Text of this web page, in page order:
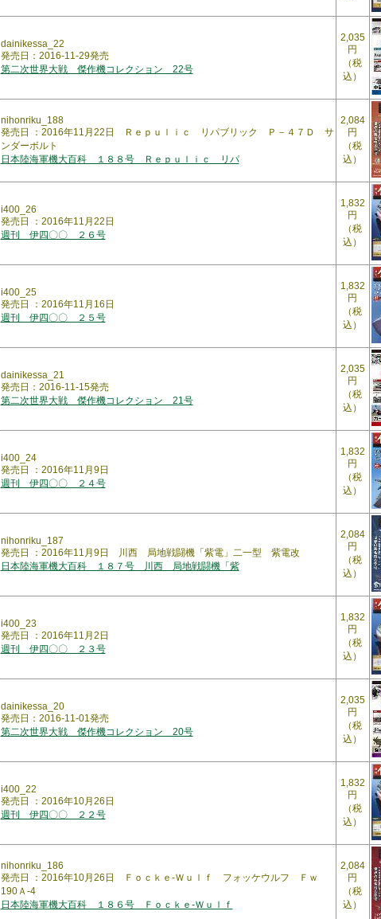
dainikessa_22
発売日：2016-11-29発売
第二次世界大戦 傑作機コレクション 22号
2,035
円
（税
込）
nihonriku_188
発売日 ：2016年11月22日 Ｒｅｐｕｌｉｃ リパブリック Ｐ－４７Ｄ サ
ンダーボルト
日本陸海軍機大百科 １８８号 Ｒｅｐｕｌｉｃ リパ
2,084
円
（税
込）
i400_26
発売日 ：2016年11月22日
週刊 伊四〇〇 ２６号
1,832
円
（税
込）
i400_25
発売日 ：2016年11月16日
週刊 伊四〇〇 ２５号
1,832
円
（税
込）
dainikessa_21
発売日：2016-11-15発売
第二次世界大戦 傑作機コレクション 21号
2,035
円
（税
込）
i400_24
発売日 ：2016年11月9日
週刊 伊四〇〇 ２４号
1,832
円
（税
込）
nihonriku_187
発売日 ：2016年11月9日 川西 局地戦闘機「紫電」二一型 紫電改
日本陸海軍機大百科 １８７号 川西 局地戦闘機「紫
2,084
円
（税
込）
i400_23
発売日 ：2016年11月2日
週刊 伊四〇〇 ２３号
1,832
円
（税
込）
dainikessa_20
発売日：2016-11-01発売
第二次世界大戦 傑作機コレクション 20号
2,035
円
（税
込）
i400_22
発売日 ：2016年10月26日
週刊 伊四〇〇 ２２号
1,832
円
（税
込）
nihonriku_186
発売日 ：2016年10月26日 Ｆｏｃｋｅ-Ｗｕｌｆ フォッケウルフ Ｆｗ
190Ａ-4
日本陸海軍機大百科 １８６号 Ｆｏｃｋｅ-Ｗｕｌｆ
2,084
円
（税
込）